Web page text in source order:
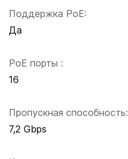
Поддержка PoE:
Да
PoE порты :
16
Пропускная способность:
7,2 Gbps